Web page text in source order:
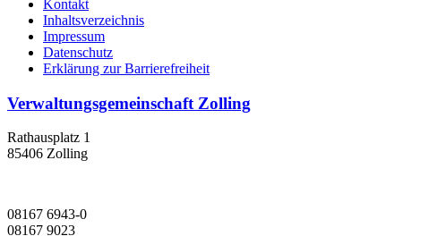
Kontakt
Inhaltsverzeichnis
Impressum
Datenschutz
Erklärung zur Barrierefreiheit
Verwaltungsgemeinschaft Zolling
Rathausplatz 1
85406 Zolling
08167 6943-0
08167 9023